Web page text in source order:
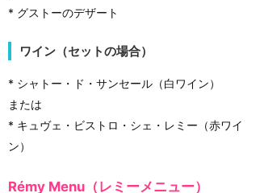
* グストーのデザート
ワイン（セットの場合）
* シャトー・ド・サンセール（白ワイン）
または
* キュヴェ・ビストロ・シェ・レミー（赤ワイ
ン）
Rémy Menu（レミーメニュー）